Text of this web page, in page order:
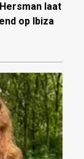
laat
op Ibiza